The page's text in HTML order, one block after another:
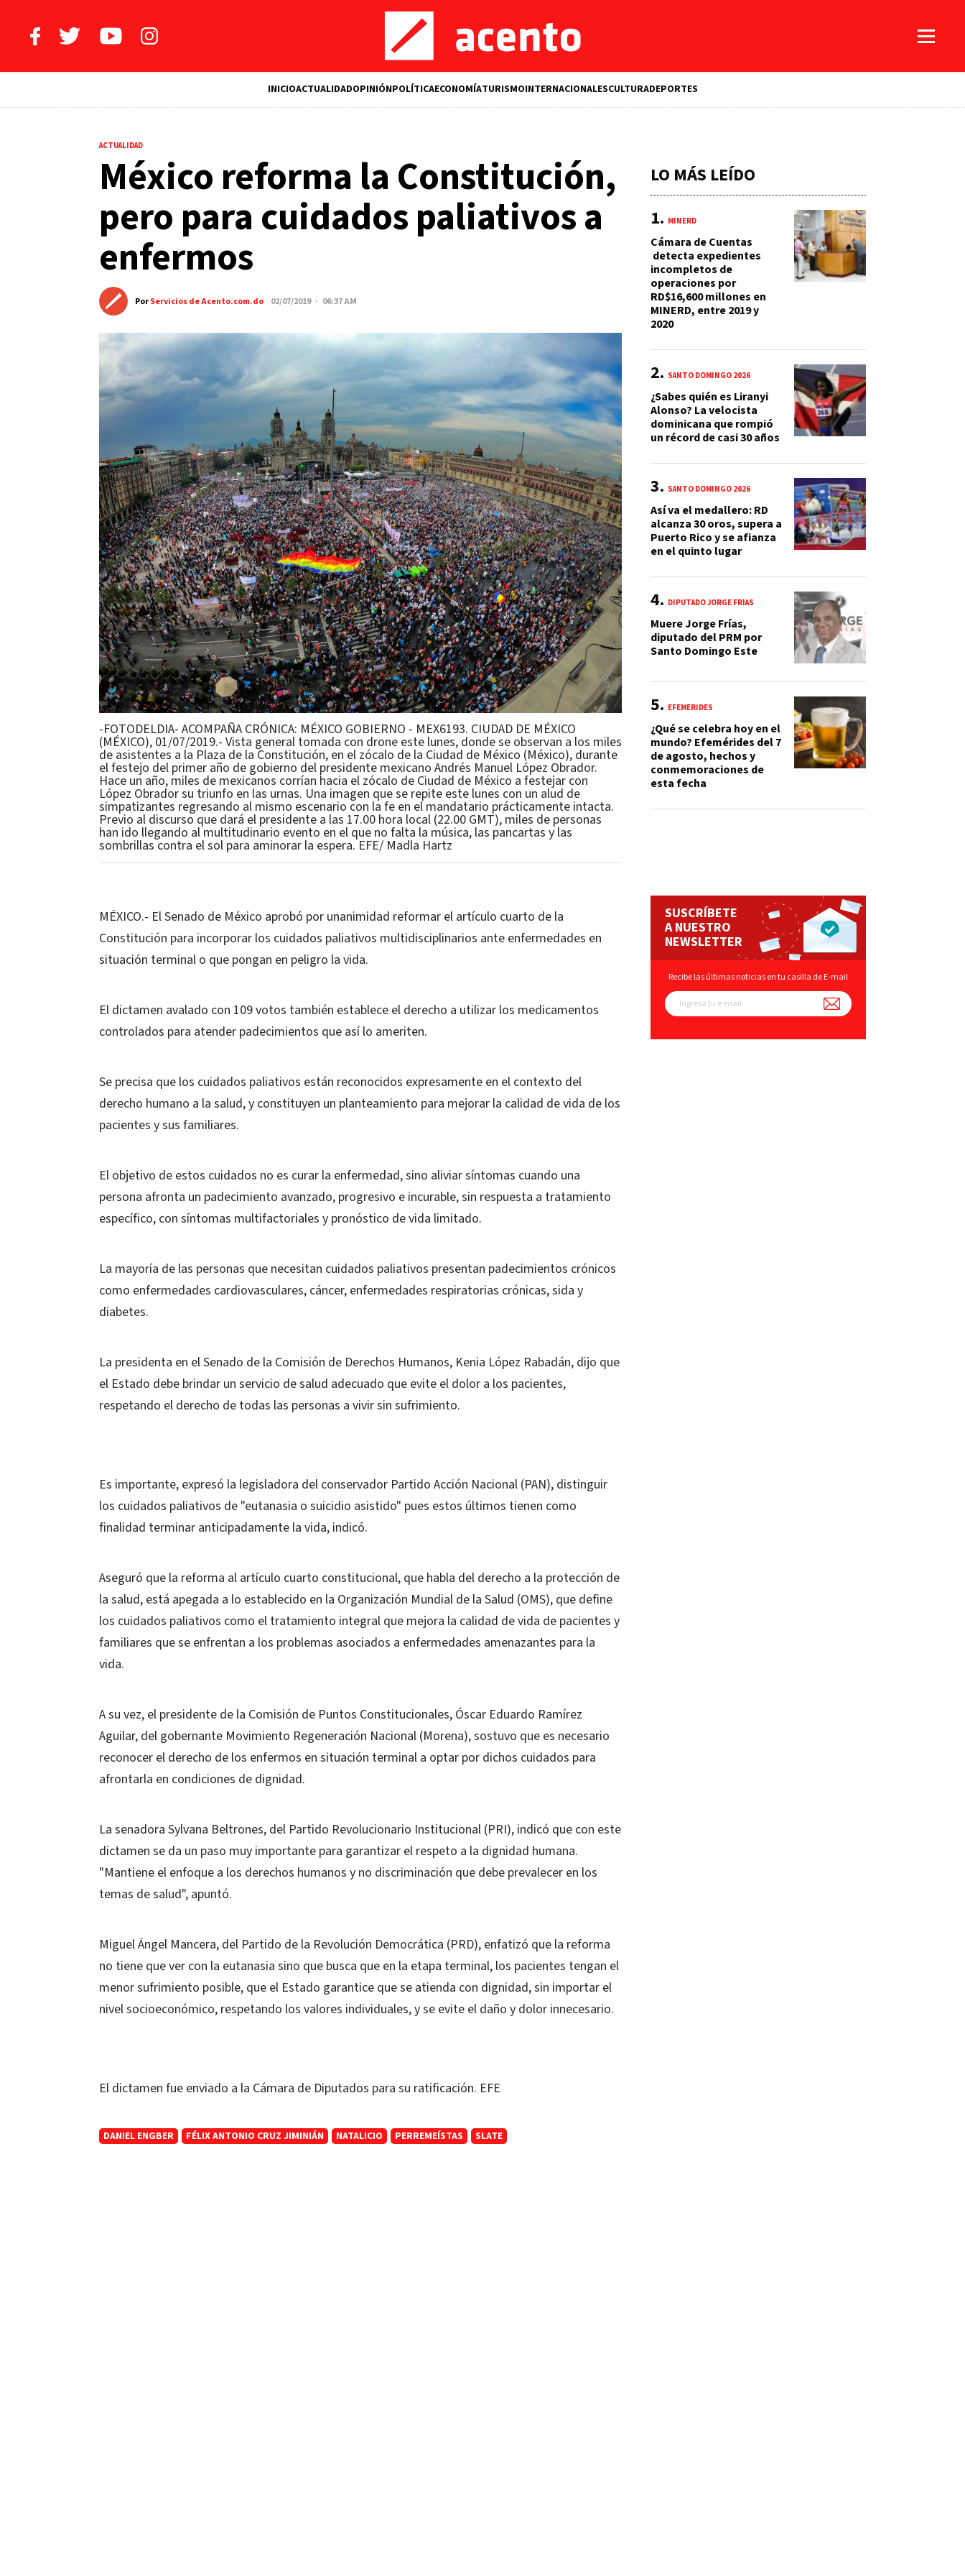
INICIOACTUALIDADOPINIÓNPOLÍTICAECONOMÍATURISMOINTERNACIONALESCULTURADEPORTES
ACTUALIDAD
México reforma la Constitución,
pero para cuidados paliativos a
enfermos
PorServicios de Acento.com.do 02/07/2019 · 06:37 AM
-FOTODELDIA- ACOMPAÑA CRÓNICA: MÉXICO GOBIERNO - MEX6193. CIUDAD DE MÉXICO
(MÉXICO), 01/07/2019.- Vista general tomada con drone este lunes, donde se observan a los miles
de asistentes a la Plaza de la Constitución, en el zócalo de la Ciudad de México (México), durante
el festejo del primer año de gobierno del presidente mexicano Andrés Manuel López Obrador.
Hace un año, miles de mexicanos corrían hacia el zócalo de Ciudad de México a festejar con
López Obrador su triunfo en las urnas. Una imagen que se repite este lunes con un alud de
simpatizantes regresando al mismo escenario con la fe en el mandatario prácticamente intacta.
Previo al discurso que dará el presidente a las 17.00 hora local (22.00 GMT), miles de personas
han ido llegando al multitudinario evento en el que no falta la música, las pancartas y las
sombrillas contra el sol para aminorar la espera. EFE/ Madla Hartz
MÉXICO.- El Senado de México aprobó por unanimidad reformar el artículo cuarto de la
Constitución para incorporar los cuidados paliativos multidisciplinarios ante enfermedades en
situación terminal o que pongan en peligro la vida.
El dictamen avalado con 109 votos también establece el derecho a utilizar los medicamentos
controlados para atender padecimientos que así lo ameriten.
Se precisa que los cuidados paliativos están reconocidos expresamente en el contexto del
derecho humano a la salud, y constituyen un planteamiento para mejorar la calidad de vida de los
pacientes y sus familiares.
El objetivo de estos cuidados no es curar la enfermedad, sino aliviar síntomas cuando una
persona afronta un padecimiento avanzado, progresivo e incurable, sin respuesta a tratamiento
específico, con síntomas multifactoriales y pronóstico de vida limitado.
La mayoría de las personas que necesitan cuidados paliativos presentan padecimientos crónicos
como enfermedades cardiovasculares, cáncer, enfermedades respiratorias crónicas, sida y
diabetes.
La presidenta en el Senado de la Comisión de Derechos Humanos, Kenia López Rabadán, dijo que
el Estado debe brindar un servicio de salud adecuado que evite el dolor a los pacientes,
respetando el derecho de todas las personas a vivir sin sufrimiento.
Es importante, expresó la legisladora del conservador Partido Acción Nacional (PAN), distinguir
los cuidados paliativos de "eutanasia o suicidio asistido" pues estos últimos tienen como
finalidad terminar anticipadamente la vida, indicó.
Aseguró que la reforma al artículo cuarto constitucional, que habla del derecho a la protección de
la salud, está apegada a lo establecido en la Organización Mundial de la Salud (OMS), que define
los cuidados paliativos como el tratamiento integral que mejora la calidad de vida de pacientes y
familiares que se enfrentan a los problemas asociados a enfermedades amenazantes para la
vida.
A su vez, el presidente de la Comisión de Puntos Constitucionales, Óscar Eduardo Ramírez
Aguilar, del gobernante Movimiento Regeneración Nacional (Morena), sostuvo que es necesario
reconocer el derecho de los enfermos en situación terminal a optar por dichos cuidados para
afrontarla en condiciones de dignidad.
La senadora Sylvana Beltrones, del Partido Revolucionario Institucional (PRI), indicó que con este
dictamen se da un paso muy importante para garantizar el respeto a la dignidad humana.
"Mantiene el enfoque a los derechos humanos y no discriminación que debe prevalecer en los
temas de salud", apuntó.
Miguel Ángel Mancera, del Partido de la Revolución Democrática (PRD), enfatizó que la reforma
no tiene que ver con la eutanasia sino que busca que en la etapa terminal, los pacientes tengan el
menor sufrimiento posible, que el Estado garantice que se atienda con dignidad, sin importar el
nivel socioeconómico, respetando los valores individuales, y se evite el daño y dolor innecesario.
El dictamen fue enviado a la Cámara de Diputados para su ratificación. EFE
DANIEL ENGBER FÉLIX ANTONIO CRUZ JIMINIÁN NATALICIO PERREMEÍSTAS SLATE
LO MÁS LEÍDO
MINERD
Cámara de Cuentas
detecta expedientes
incompletos de
operaciones por
RD$16,600 millones en
MINERD, entre 2019 y
2020
SANTO DOMINGO 2026
¿Sabes quién es Liranyi
Alonso? La velocista
dominicana que rompió
un récord de casi 30 años
SANTO DOMINGO 2026
Así va el medallero: RD
alcanza 30 oros, supera a
Puerto Rico y se afianza
en el quinto lugar
DIPUTADO JORGE FRÍAS
Muere Jorge Frías,
diputado del PRM por
Santo Domingo Este
EFEMÉRIDES
¿Qué se celebra hoy en el
mundo? Efemérides del 7
de agosto, hechos y
conmemoraciones de
esta fecha
SUSCRÍBETE
A NUESTRO
NEWSLETTER
Recibe las últimas noticias en tu casilla de E-mail